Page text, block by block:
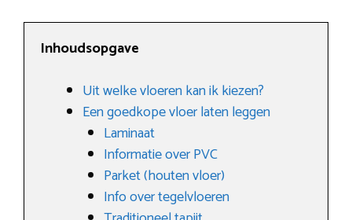
Inhoudsopgave
Uit welke vloeren kan ik kiezen?
Een goedkope vloer laten leggen
Laminaat
Informatie over PVC
Parket (houten vloer)
Info over tegelvloeren